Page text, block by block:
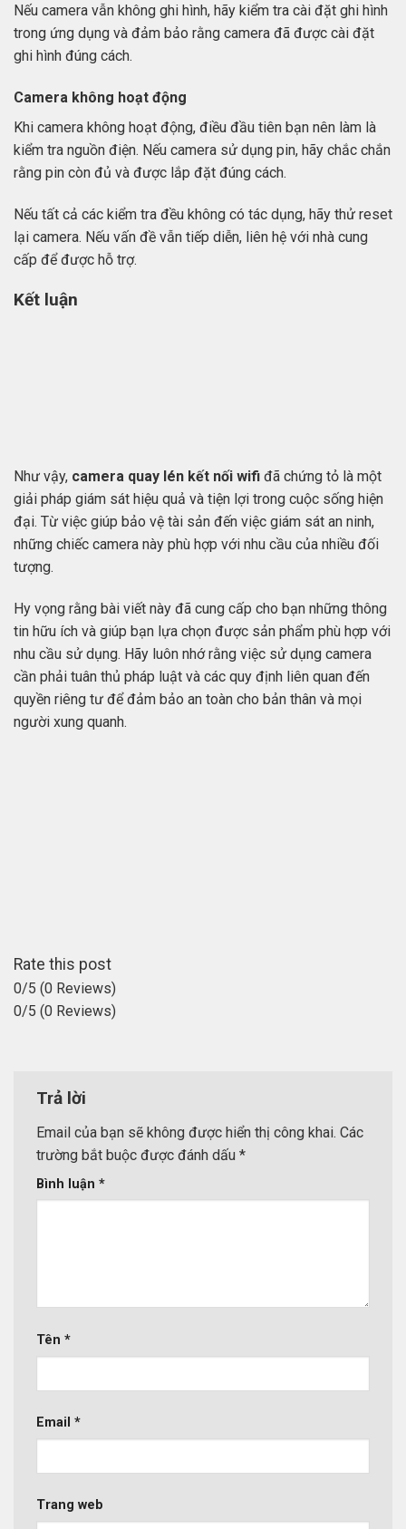
Nếu camera vẫn không ghi hình, hãy kiểm tra cài đặt ghi hình
trong ứng dụng và đảm bảo rằng camera đã được cài đặt
ghi hình đúng cách.
Camera không hoạt động
Khi camera không hoạt động, điều đầu tiên bạn nên làm là
kiểm tra nguồn điện. Nếu camera sử dụng pin, hãy chắc chắn
rằng pin còn đủ và được lắp đặt đúng cách.
Nếu tất cả các kiểm tra đều không có tác dụng, hãy thử reset
lại camera. Nếu vấn đề vẫn tiếp diễn, liên hệ với nhà cung
cấp để được hỗ trợ.
Kết luận
Như vậy, camera quay lén kết nối wifi đã chứng tỏ là một
giải pháp giám sát hiệu quả và tiện lợi trong cuộc sống hiện
đại. Từ việc giúp bảo vệ tài sản đến việc giám sát an ninh,
những chiếc camera này phù hợp với nhu cầu của nhiều đối
tượng.
Hy vọng rằng bài viết này đã cung cấp cho bạn những thông
tin hữu ích và giúp bạn lựa chọn được sản phẩm phù hợp với
nhu cầu sử dụng. Hãy luôn nhớ rằng việc sử dụng camera
cần phải tuân thủ pháp luật và các quy định liên quan đến
quyền riêng tư để đảm bảo an toàn cho bản thân và mọi
người xung quanh.
Rate this post
0/5 (0 Reviews)
0/5 (0 Reviews)
Trả lời
Email của bạn sẽ không được hiển thị công khai. Các
trường bắt buộc được đánh dấu *
Bình luận *
Tên *
Email *
Trang web